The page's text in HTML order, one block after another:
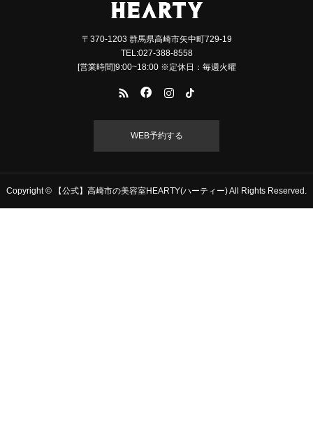
〒370-1203 群馬県高崎市矢中町729-19
TEL:027-388-8558
[営業時間]9:00~18:00 ※定休日：毎週火曜
WEB予約する
Copyright © 【公式】高崎市の美容室HEARTY(ハーティー) All Rights Reserved.